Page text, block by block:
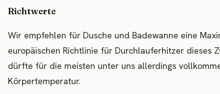
Richtwerte
Wir empfehlen für Dusche und Badewanne eine
europäischen Richtlinie für Durchlauferhitzer dieses
dürfte für die meisten unter uns allerdings
Körpertemperatur.